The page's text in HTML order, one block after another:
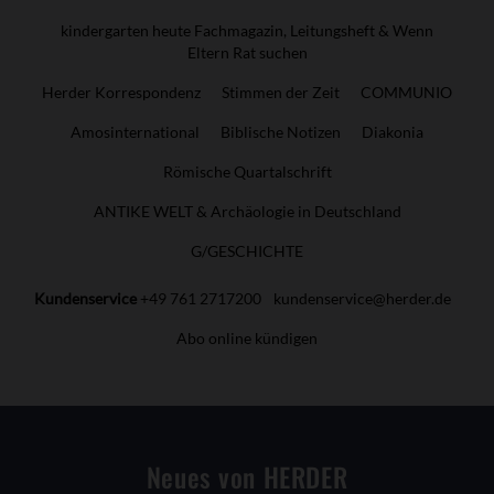
kindergarten heute Fachmagazin, Leitungsheft & Wenn
Eltern Rat suchen
Herder Korrespondenz Stimmen der Zeit COMMUNIO
Amosinternational Biblische Notizen Diakonia
Römische Quartalschrift
ANTIKE WELT & Archäologie in Deutschland
G/GESCHICHTE
Kundenservice +49 761 2717200 kundenservice@herder.de
Abo online kündigen
Neues von HERDER